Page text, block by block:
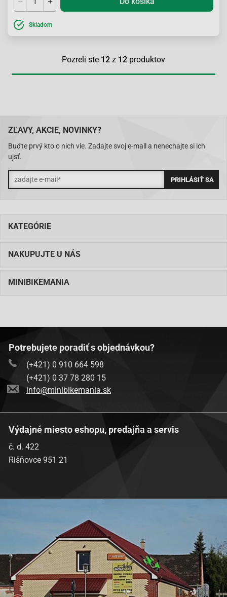
Skladom
Pozreli ste 12 z 12 produktov
ZĽAVY, AKCIE, NOVINKY?
Buďte prvý kto o nich vie. Zadajte svoj e-mail a nenechajte si ich
ujsť.
KATEGÓRIE
NAKUPUJTE U NÁS
MINIBIKEMANIA
Potrebujete poradiť s objednávkou?
(+421) 0 910 664 598
(+421) 0 37 78 280 15
info@minibikemania.sk
Výdajné miesto eshopu, predajňa a servis
č. d. 422
Rišňovce 951 21